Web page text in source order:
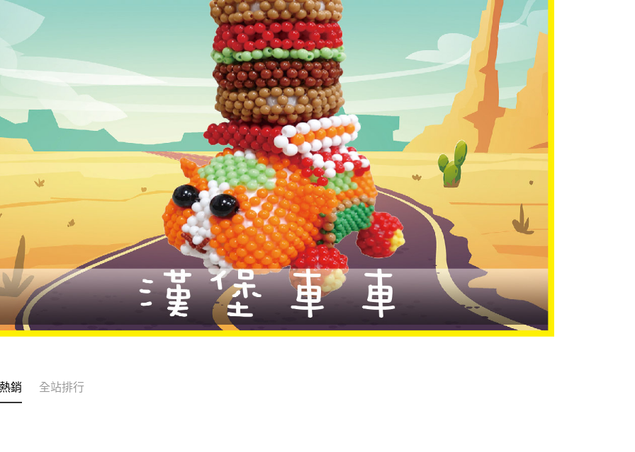
國家/地區配送-香港(順豐快遞) 查看運費
銷 全站排行